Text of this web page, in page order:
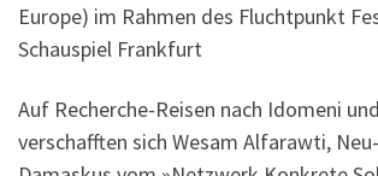
Europe) im Rahmen des Fluchtpunkt
Schauspiel Frankfurt
Auf Recherche-Reisen nach Idomeni
verschafften sich Wesam Alfarawti,